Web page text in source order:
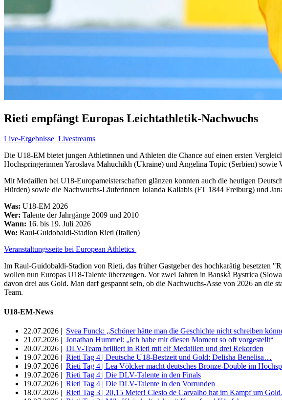
Rieti empfängt Europas Leichtathletik-Nachwuchs
Live-Ergebnisse Livestreams
Die U18-EM bietet jungen Athletinnen und Athleten die Chance auf einen ersten
Hochspringerinnen Yaroslava Mahuchikh (Ukraine) und Angelina Topic (Serbien)
Mit Medaillen bei U18-Europameisterschaften glänzen konnten auch die heutigen
Hürden) sowie die Nachwuchs-Läuferinnen Jolanda Kallabis (FT 1844 Freiburg) und
Was: U18-EM 2026
Wer: Talente der Jahrgänge 2009 und 2010
Wann: 16. bis 19. Juli 2026
Wo: Raul-Guidobaldi-Stadion Rieti (Italien)
Veranstaltungsseite bei European Athletics
Im Raul-Guidobaldi-Stadion von Rieti, das früher Gastgeber des hochkarätig besetzten
wollen nun Europas U18-Talente überzeugen. Vor zwei Jahren in Banskà Bystrica
davon drei aus Gold. Man darf gespannt sein, ob die Nachwuchs-Asse von 2026 an die
Team.
U18-EM-News
22.07.2026 | Svea Funck: „Schöner hätte man die Geschichte nicht schreiben
21.07.2026 | Jonathan Hummel: „Ich habe mir diesen Moment so oft vorgestellt“
20.07.2026 | DLV-Team brilliert in Rieti mit elf Medaillen und drei Rekorden
19.07.2026 | Rieti Tag 4 | Deutsche U18-Bestzeit und Gold: Delisha Benelisa…
19.07.2026 | Rieti Tag 4 | Lea Völcker macht deutsches Bronze-Double im
19.07.2026 | Rieti Tag 4 | Die DLV-Talente in den Finals
19.07.2026 | Rieti Tag 4 | Die DLV-Talente in den Vorrunden
18.07.2026 | Rieti Tag 3 | 20,15 Meter! Clesio de Carvalho hat im Kampf um